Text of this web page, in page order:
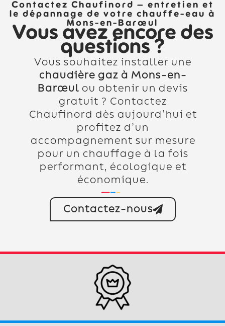
Contactez Chaufinord – entretien et
le dépannage de votre chauffe-eau à
Mons-en-Barœul
Vous avez encore des
questions ?
Vous souhaitez installer une
chaudière gaz à Mons-en-
Barœul ou obtenir un devis
gratuit ? Contactez
Chaufinord dès aujourd’hui et
profitez d’un
accompagnement sur mesure
pour un chauffage à la fois
performant, écologique et
économique.
Contactez-nous